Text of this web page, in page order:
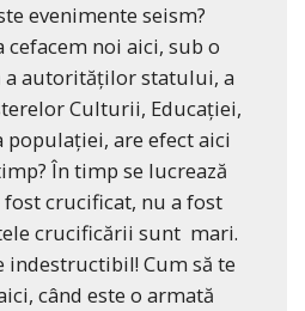
evenimente seism?
cefacem noi aici, sub o
autorităților statului, a
Culturii, Educației,
populației, are efect aici
În timp se lucrează
crucificat, nu a fost
crucificării sunt mari.
indestructibil! Cum să te
când este o armată